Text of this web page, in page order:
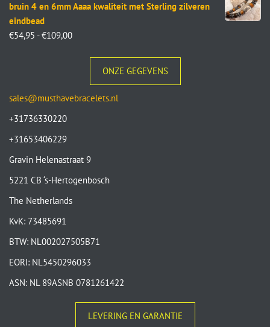
bruin 4 en 6mm Aaaa kwaliteit met Sterling zilveren
eindbead
€54,95 - €109,00
ONZE GEGEVENS
sales@musthavebracelets.nl
+31736330220
+31653406229
Gravin Helenastraat 9
5221 CB ‘s-Hertogenbosch
The Netherlands
KvK: 73485691
BTW: NL002027505B71
EORI: NL5450296033
ASN: NL 89ASNB 0781261422
LEVERING EN GARANTIE